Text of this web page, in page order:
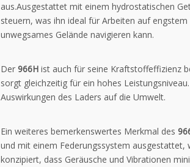
aus.Ausgestattet mit einem hydrostatischen
steuern, was ihn ideal für Arbeiten auf
unwegsames Gelände navigieren kann.
Der 966H ist auch für seine Kraftstoffeffizienz
sorgt gleichzeitig für ein hohes
Auswirkungen des Laders auf die Umwelt.
Ein weiteres bemerkenswertes Merkmal des
und mit einem Federungssystem
konzipiert, dass Geräusche und Vibrationen